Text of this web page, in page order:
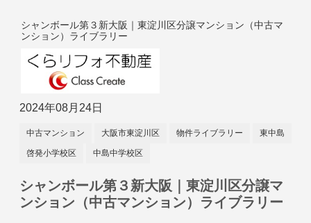
シャンボール第３新大阪｜東淀川区分譲マンション（中古マ
ンション）ライブラリー
2024年08月24日
中古マンション 大阪市東淀川区 物件ライブラリー 東中島
啓発小学校区 中島中学校区
シャンボール第３新大阪｜東淀川区分譲マ
ンション（中古マンション）ライブラリー